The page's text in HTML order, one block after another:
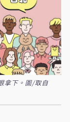
拿下。圖/取自